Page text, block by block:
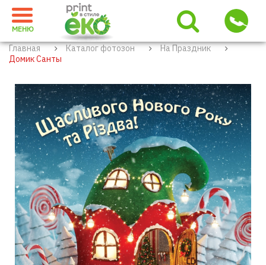
МЕНЮ
Главная Каталог фотозон
На Праздник
Домик Санты